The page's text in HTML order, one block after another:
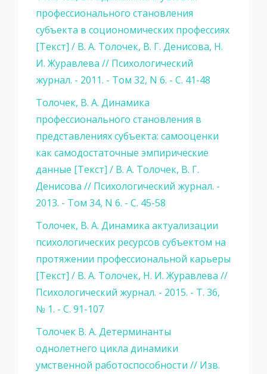
профессионального становления
субъекта в социономических профессиях
[Текст] / В. А. Толочек, В. Г. Денисова, Н.
И. Журавлева // Психологический
журнал. - 2011. - Том 32, N 6. - С. 41-48
Толочек, В. А. Динамика
профессионального становления в
представлениях субъекта: самооценки
как самодостаточные эмпирические
данные [Текст] / В. А. Толочек, В. Г.
Денисова // Психологический журнал. -
2013. - Том 34, N 6. - С. 45-58
Толочек, В. А. Динамика актуализации
психологических ресурсов субъектом на
протяжении профессиональной карьеры
[Текст] / В. А. Толочек, Н. И. Журавлева //
Психологический журнал. - 2015. - Т. 36,
№ 1. - С. 91-107
Толочек В. А. Детерминанты
однолетнего цикла динамики
умственной работоспособности // Изв.